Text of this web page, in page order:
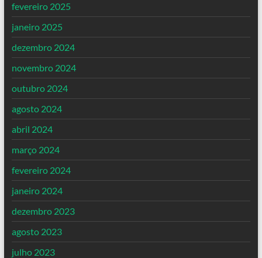
fevereiro 2025
janeiro 2025
dezembro 2024
novembro 2024
outubro 2024
agosto 2024
abril 2024
março 2024
fevereiro 2024
janeiro 2024
dezembro 2023
agosto 2023
julho 2023